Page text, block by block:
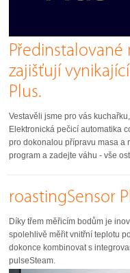
Předinstalované
zajišťují
Plus.
Vestavěli jsme pro vás
Elektronická pečicí automatika
pro dokonalou přípravu masa a
program a zadejte váhu - vše
roastingSensor
Díky třem měřicím bodům je
spolehlivě měřit vnitřní teplotu
dokonce kombinovat s
pulseSteam.